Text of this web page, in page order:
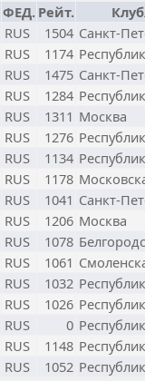
ФЕД. Рейт.
RUS 1504 Санкт-
RUS 1174
RUS 1475 Санкт-
RUS 1284
RUS 1311 Москва
RUS 1276
RUS 1134
RUS 1178
RUS 1041 Санкт-
RUS 1206 Москва
RUS 1078
RUS 1061
RUS 1032
RUS 1026
RUS 0
RUS 1148
RUS 1052